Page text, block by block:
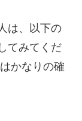
は、以下の
てみてくだ
かなりの確